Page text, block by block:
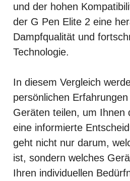
und der hohen
der G Pen Elite 2 eine
Dampfqualität und
Technologie.
In diesem Vergleich
persönlichen
Geräten teilen, um Ihnen
eine informierte
geht nicht nur darum,
ist, sondern welches
Ihren individuellen